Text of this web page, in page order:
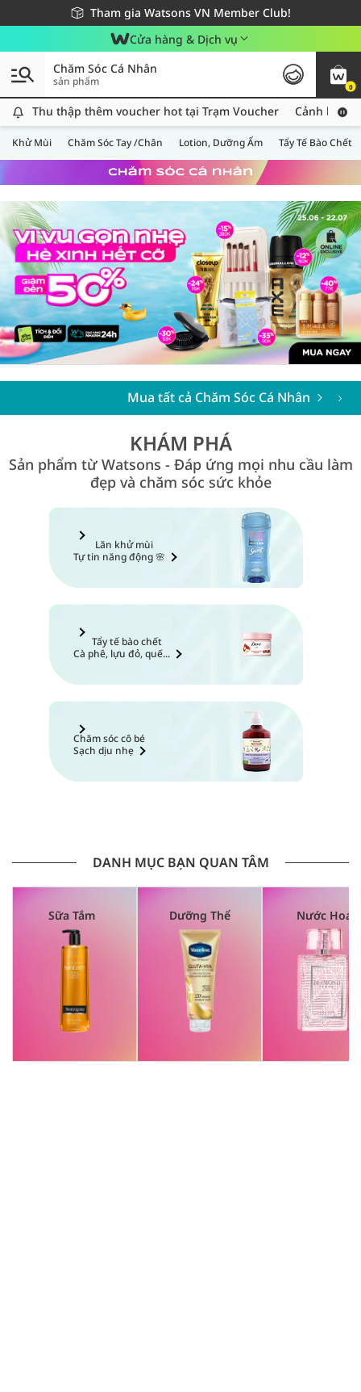
Tham gia Watsons VN Member Club!
Miễn phí giao hàng cho đơn hàng từ 249,000Đ
Giao hàng nhanh 24h - Áp dụng khu vực TP. Hồ Chí Minh
Cửa hàng & Dịch vụ
0
Chăm Sóc Cá Nhân
sản phẩm
Thu thập thêm voucher hot tại Trạm Voucher
Thu thập thêm voucher hot tại Trạm Voucher Cảnh báo
Khử Mùi Chăm Sóc Tay /Chân Lotion, Dưỡng Ẩm Tẩy Tế Bào Chết
Mua tất cả Chăm Sóc Cá Nhân
KHÁM PHÁ
Sản phẩm từ Watsons - Đáp ứng mọi nhu cầu làm
đẹp và chăm sóc sức khỏe
Lăn khử mùi
Tự tin năng động 🌸
Tẩy tế bào chết
Cà phê, lựu đỏ, quế...
Chăm sóc cô bé
Sạch dịu nhẹ
DANH MỤC BẠN QUAN TÂM
Sữa Tắm Dưỡng Thể Nước Hoa